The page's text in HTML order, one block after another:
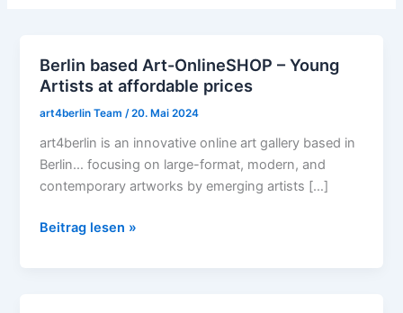
Berlin based Art-OnlineSHOP – Young
Artists at affordable prices
art4berlin Team/20. Mai 2024
art4berlin is an innovative online art gallery based in
Berlin… focusing on large-format, modern, and
contemporary artworks by emerging artists […]
Berlin
based
Art-
–
Young
Artists
affordable
Beitrag lesen »